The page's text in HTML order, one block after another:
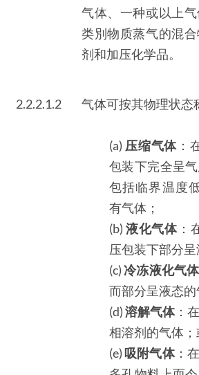
气体、一种或以上
类別物质蒸气的混
剂和加压化学品。
2.2.2.1.2 气体可按其物理状态
(a) 压缩气体 ：
包装下完全呈
包括临界温度
有气体；
(b) 液化气体：
压包装下部分呈
(c)冷冻液化气体
而部分呈液态的
(d)溶解气体：
相溶剂的气体；
(e)吸附气体：